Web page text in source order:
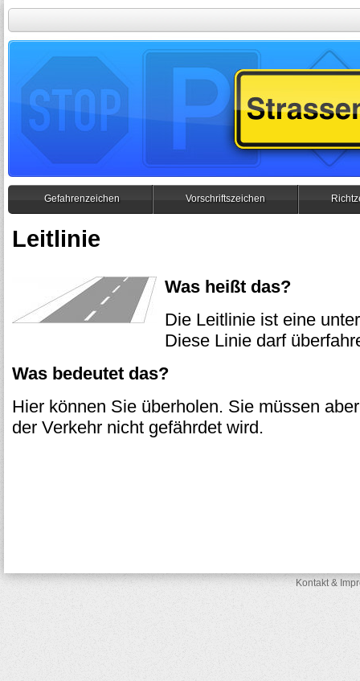
Gefahrenzeichen Vorschriftszeichen
Leitlinie
Was heißt das?
Die Leitlinie ist eine
Diese Linie darf
Was bedeutet das?
Hier können Sie überholen. Sie müssen
der Verkehr nicht gefährdet wird.
Kontakt &